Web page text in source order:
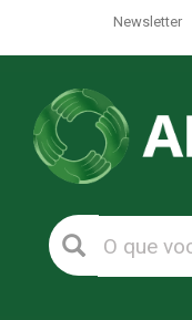
Newsletter